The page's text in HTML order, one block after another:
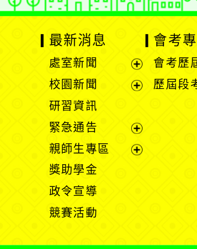
最新消息
處室新聞
展
開
單
校園新聞
選
單
研習資訊
緊急通告
展
親師生專區
獎助學金
政令宣導
競賽活動
會考
會考歷
歷屆段